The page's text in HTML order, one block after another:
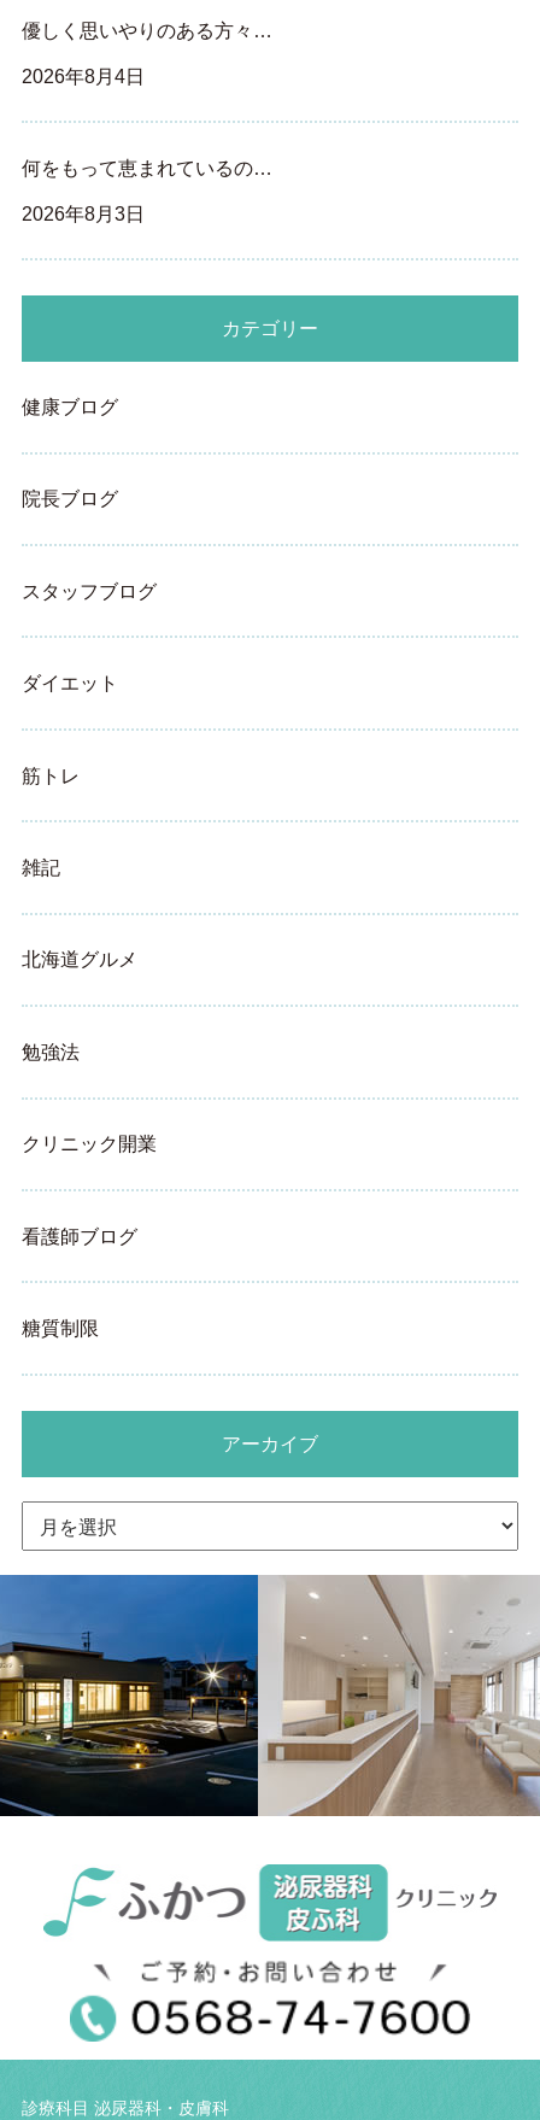
優しく思いやりのある方々…
2026年8月4日
何をもって恵まれているの…
2026年8月3日
カテゴリー
健康ブログ
院長ブログ
スタッフブログ
ダイエット
筋トレ
雑記
北海道グルメ
勉強法
クリニック開業
看護師ブログ
糖質制限
アーカイブ
カ
イ
診療科目 泌尿器科・皮膚科